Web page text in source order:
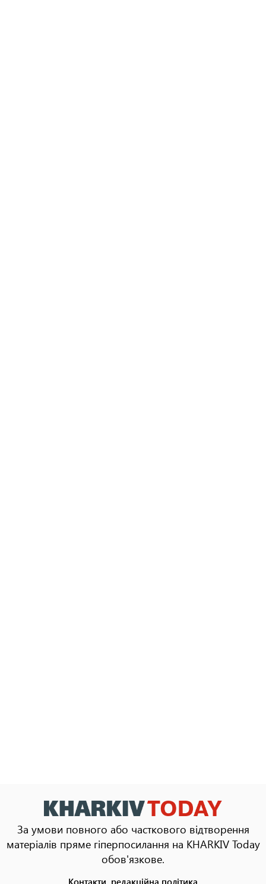
За умови повного або часткового відтворення
матеріалів пряме гіперпосилання на KHARKIV Today
обов'язкове.
Контакти, редакційна політика